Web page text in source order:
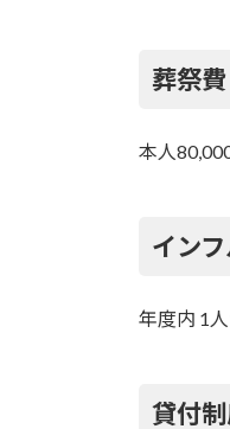
葬祭費
本人
イン
年度内 1
貸付